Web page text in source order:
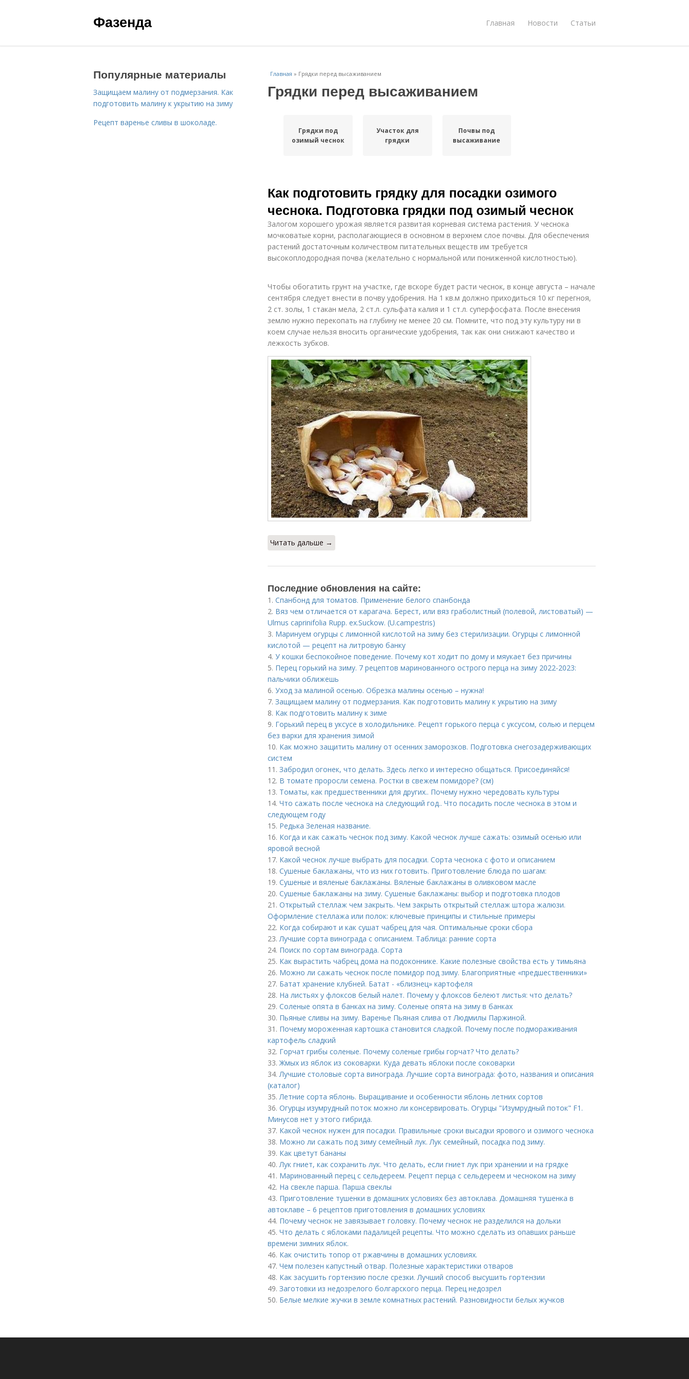
Фазенда Главная Новости Статьи
Главная » Грядки перед высаживанием
Грядки перед высаживанием
Грядки под
озимый чеснок
Участок для
грядки
Почвы под
высаживание
Как подготовить грядку для посадки озимого
чеснока. Подготовка грядки под озимый чеснок
Залогом хорошего урожая является развитая корневая система растения. У чеснока
мочковатые корни, располагающиеся в основном в верхнем слое почвы. Для обеспечения
растений достаточным количеством питательных веществ им требуется
высокоплодородная почва (желательно с нормальной или пониженной кислотностью).
Чтобы обогатить грунт на участке, где вскоре будет расти чеснок, в конце августа – начале
сентября следует внести в почву удобрения. На 1 кв.м должно приходиться 10 кг перегноя,
2 ст. золы, 1 стакан мела, 2 ст.л. сульфата калия и 1 ст.л. суперфосфата. После внесения
землю нужно перекопать на глубину не менее 20 см. Помните, что под эту культуру ни в
коем случае нельзя вносить органические удобрения, так как они снижают качество и
лежкость зубков.
Читать дальше →
Последние обновления на сайте:
1. Спанбонд для томатов. Применение белого спанбонда
2. Вяз чем отличается от карагача. Берест, или вяз граболистный (полевой, листоватый) —
Ulmus caprinifolia Rupp. ex.Suckow. (U.campestris)
3. Маринуем огурцы с лимонной кислотой на зиму без стерилизации. Огурцы с лимонной
кислотой — рецепт на литровую банку
4. У кошки беспокойное поведение. Почему кот ходит по дому и мяукает без причины
5. Перец горький на зиму. 7 рецептов маринованного острого перца на зиму 2022-2023:
пальчики оближешь
6. Уход за малиной осенью. Обрезка малины осенью – нужна!
7. Защищаем малину от подмерзания. Как подготовить малину к укрытию на зиму
8. Как подготовить малину к зиме
9. Горький перец в уксусе в холодильнике. Рецепт горького перца с уксусом, солью и перцем
без варки для хранения зимой
10. Как можно защитить малину от осенних заморозков. Подготовка снегозадерживающих
систем
11. Забродил огонек, что делать. Здесь легко и интересно общаться. Присоединяйся!
12. В томате проросли семена. Ростки в свежем помидоре? (см)
13. Томаты, как предшественники для других.. Почему нужно чередовать культуры
14. Что сажать после чеснока на следующий год.. Что посадить после чеснока в этом и
следующем году
15. Редька Зеленая название.
16. Когда и как сажать чеснок под зиму. Какой чеснок лучше сажать: озимый осенью или
яровой весной
17. Какой чеснок лучше выбрать для посадки. Сорта чеснока с фото и описанием
18. Сушеные баклажаны, что из них готовить. Приготовление блюда по шагам:
19. Сушеные и вяленые баклажаны. Вяленые баклажаны в оливковом масле
20. Сушеные баклажаны на зиму. Сушеные баклажаны: выбор и подготовка плодов
21. Открытый стеллаж чем закрыть. Чем закрыть открытый стеллаж штора жалюзи.
Оформление стеллажа или полок: ключевые принципы и стильные примеры
22. Когда собирают и как сушат чабрец для чая. Оптимальные сроки сбора
23.Лучшие сорта винограда с описанием. Таблица: ранние сорта
24. Поиск по сортам винограда. Сорта
25. Как вырастить чабрец дома на подоконнике. Какие полезные свойства есть у тимьяна
26. Можно ли сажать чеснок после помидор под зиму. Благоприятные «предшественники»
27. Батат хранение клубней. Батат - «близнец» картофеля
28. На листьях у флоксов белый налет. Почему у флоксов белеют листья: что делать?
29. Соленые опята в банках на зиму. Соленые опята на зиму в банках
30. Пьяные сливы на зиму. Варенье Пьяная слива от Людмилы Паржиной.
31. Почему мороженная картошка становится сладкой. Почему после подмораживания
картофель сладкий
32. Горчат грибы соленые. Почему соленые грибы горчат? Что делать?
33.Жмых из яблок из соковарки. Куда девать яблоки после соковарки
34.Лучшие столовые сорта винограда. Лучшие сорта винограда: фото, названия и описания
(каталог)
35.Летние сорта яблонь. Выращивание и особенности яблонь летних сортов
36. Огурцы изумрудный поток можно ли консервировать. Огурцы "Изумрудный поток" F1.
Минусов нет у этого гибрида.
37. Какой чеснок нужен для посадки. Правильные сроки высадки ярового и озимого чеснока
38. Можно ли сажать под зиму семейный лук. Лук семейный, посадка под зиму.
39. Как цветут бананы
40.Лук гниет, как сохранить лук. Что делать, если гниет лук при хранении и на грядке
41. Маринованный перец с сельдереем. Рецепт перца с сельдереем и чесноком на зиму
42. На свекле парша. Парша свеклы
43. Приготовление тушенки в домашних условиях без автоклава. Домашняя тушенка в
автоклаве – 6 рецептов приготовления в домашних условиях
44. Почему чеснок не завязывает головку. Почему чеснок не разделился на дольки
45. Что делать с яблоками падалицей рецепты. Что можно сделать из опавших раньше
времени зимних яблок.
46. Как очистить топор от ржавчины в домашних условиях.
47. Чем полезен капустный отвар. Полезные характеристики отваров
48. Как засушить гортензию после срезки. Лучший способ высушить гортензии
49. Заготовки из недозрелого болгарского перца. Перец недозрел
50. Белые мелкие жучки в земле комнатных растений. Разновидности белых жучков
Популярные материалы
Защищаем малину от подмерзания. Как
подготовить малину к укрытию на зиму
Рецепт варенье сливы в шоколаде.